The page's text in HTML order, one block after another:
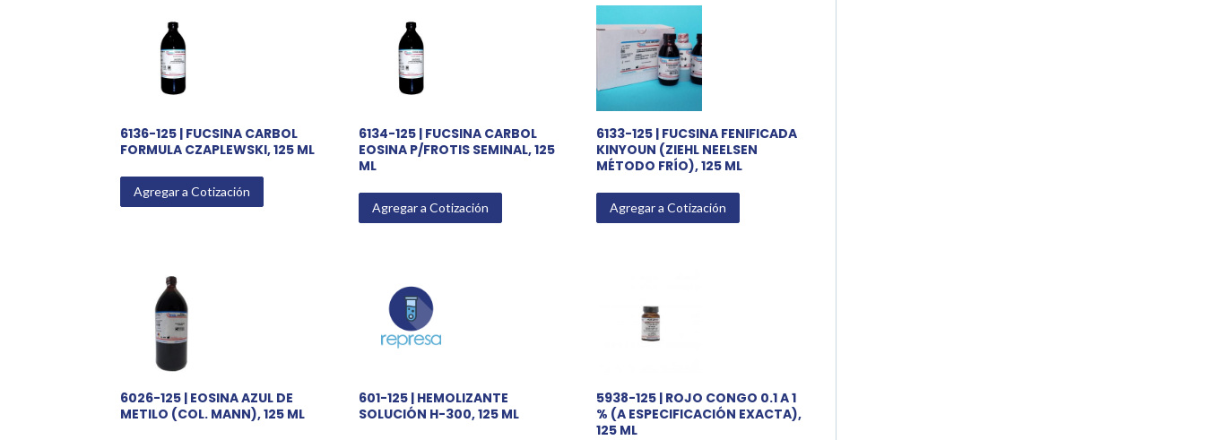
6136-125 | FUCSINA CARBOL
FORMULA CZAPLEWSKI, 125 ML
Agregar a Cotización
6134-125 | FUCSINA CARBOL
EOSINA P/FROTIS SEMINAL, 125
ML
Agregar a Cotización
6133-125 | FUCSINA FENIFICADA
KINYOUN (ZIEHL NEELSEN
MÉTODO FRÍO), 125 ML
Agregar a Cotización
6026-125 | EOSINA AZUL DE
METILO (COL. MANN), 125 ML
601-125 | HEMOLIZANTE
SOLUCIÓN H-300, 125 ML
5938-125 | ROJO CONGO 0.1 A 1
% (A ESPECIFICACIÓN EXACTA),
125 ML